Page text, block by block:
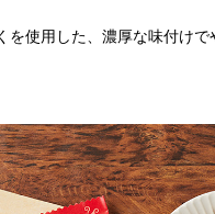
を使用した、濃厚な味付け